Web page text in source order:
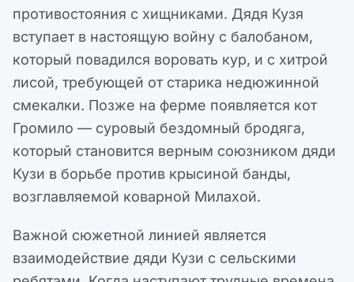
противостояния с хищниками. Дядя Кузя
вступает в настоящую войну с балобаном,
который повадился воровать кур, и с хитрой
лисой, требующей от старика недюжинной
смекалки. Позже на ферме появляется кот
Громило — суровый бездомный бродяга,
который становится верным союзником дяди
Кузи в борьбе против крысиной банды,
возглавляемой коварной Милахой.
Важной сюжетной линией является
взаимодействие дяди Кузи с сельскими